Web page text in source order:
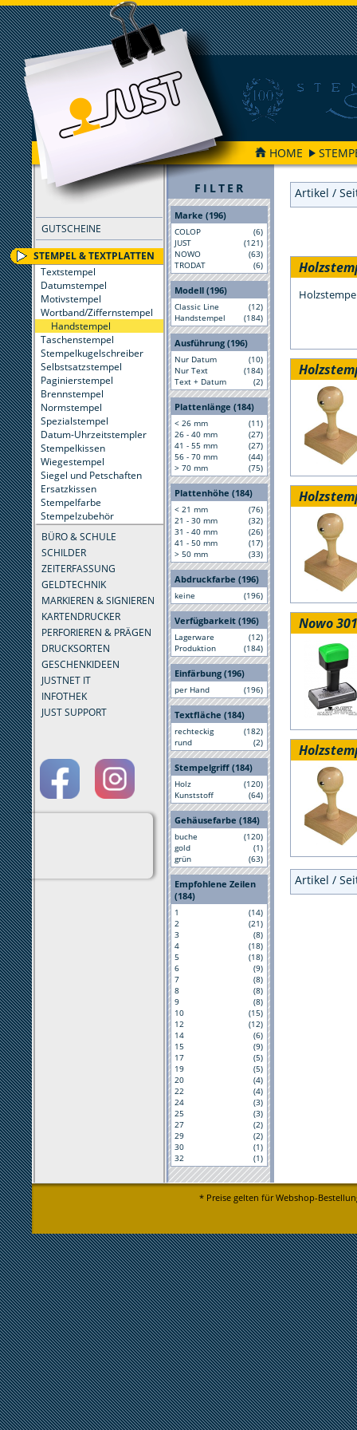
HOME
GUTSCHEINE
STEMPEL & TEXTPLATTEN
Textstempel
Datumstempel
Motivstempel
Wortband/Ziffernstempel
Handstempel
Taschenstempel
Stempelkugelschreiber
Selbstsatzstempel
Paginierstempel
Brennstempel
Normstempel
Spezialstempel
Datum-Uhrzeitstempler
Stempelkissen
Wiegestempel
Siegel und Petschaften
Ersatzkissen
Stempelfarbe
Stempelzubehör
BÜRO & SCHULE
SCHILDER
ZEITERFASSUNG
GELDTECHNIK
MARKIEREN & SIGNIEREN
KARTENDRUCKER
PERFORIEREN & PRÄGEN
DRUCKSORTEN
GESCHENKIDEEN
JUSTNET IT
INFOTHEK
JUST SUPPORT
FILTER
Marke (196)
COLOP
(6)
JUST
(121)
NOWO
(63)
TRODAT
(6)
Modell (196)
Classic Line
(12)
Handstempel
(184)
Ausführung (196)
Nur Datum
(10)
Nur Text
(184)
Text + Datum
(2)
Plattenlänge (184)
< 26 mm
(11)
26 - 40 mm
(27)
41 - 55 mm
(27)
56 - 70 mm
(44)
> 70 mm
(75)
Plattenhöhe (184)
< 21 mm
(76)
21 - 30 mm
(32)
31 - 40 mm
(26)
41 - 50 mm
(17)
> 50 mm
(33)
Abdruckfarbe (196)
keine (196)
Verfügbarkeit (196)
Lagerware
(12)
Produktion
(184)
Einfärbung (196)
per Hand (196)
Textfläche (184)
rechteckig
(182)
rund
(2)
Stempelgriff (184)
Holz
(120)
Kunststoff
(64)
Gehäusefarbe (184)
buche
(120)
gold
(1)
grün
(63)
Empfohlene Zeilen
(184)
1
(14)
2
(21)
3
(8)
4
(18)
5
(18)
6
(9)
7
(8)
8
(8)
9
(8)
10
(15)
12
(12)
14
(6)
15
(9)
17
(5)
19
(5)
20
(4)
22
(4)
24
(3)
25
(3)
27
(2)
29
(2)
30
(1)
32
(1)
Artikel /
Nowo
Artikel /
* Preise gelten für Webshop-